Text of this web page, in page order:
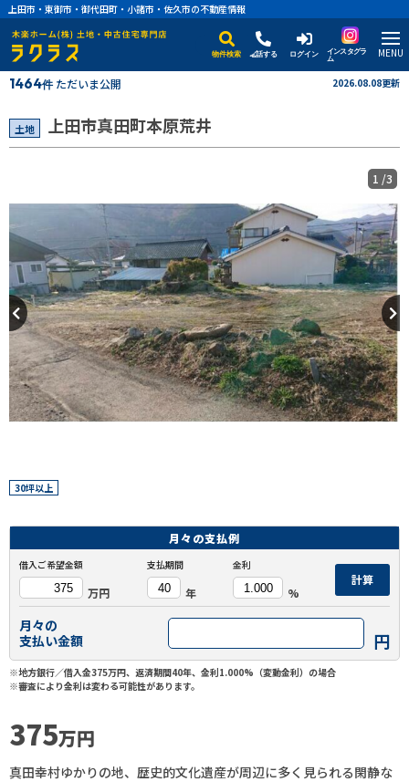
上田市・東御市・御代田町・小諸市・佐久市の不動産情報
物件検索 電話する ログイン
インスタグラ
ム
MENU
1464件ただいま公開 2026.08.08更新
土地 上田市真田町本原荒井
1 /3
30坪以上
月々の支払例
借入ご希望金額
万円
支払期間
年
金利
%
計算
月々の
支払い金額
円
※地方銀行／借入金375万円、返済期間40年、金利1.000%（変動金利）の場合
※審査により金利は変わる可能性があります。
375万円
真田幸村ゆかりの地、歴史的文化遺産が周辺に多く見られる閑静な